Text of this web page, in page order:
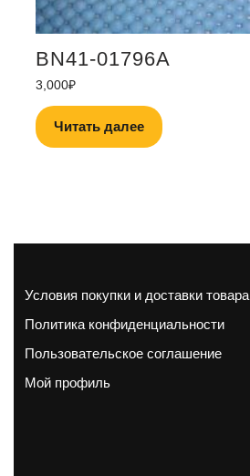
BN41-01796A
3,000₽
Читать далее
Условия покупки и доставки товара
Политика конфиденциальности
Пользовательское соглашение
Мой профиль